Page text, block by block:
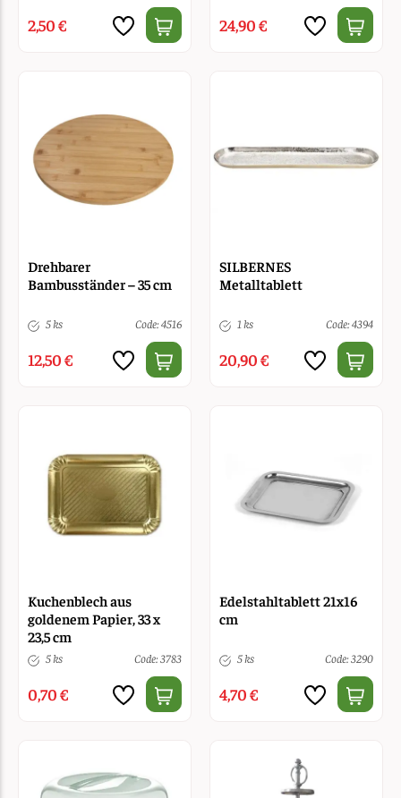
2,50 € 24,90 €
Drehbarer
Bambusständer – 35 cm
5 ks Code: 4516
12,50 €
SILBERNES
Metalltablett
1 ks Code: 4394
20,90 €
Kuchenblech aus
goldenem Papier, 33 x
23,5 cm
5 ks Code: 3783
0,70 €
Edelstahltablett 21x16
cm
5 ks Code: 3290
4,70 €